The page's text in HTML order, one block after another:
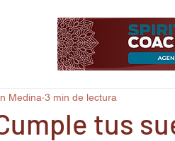
tus
Medina 3 min de lectura